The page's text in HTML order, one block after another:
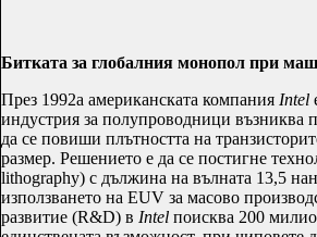
Битката за глобалния монопол при
През 1992а американската компания Intel
индустрия за полупроводници възниква
да се повиши плътността на
размер. Решението е да се постигне
lithography) с дължина на вълната 13,5
използването на EUV за масово
развитие (R&D) в Intel поисква 200